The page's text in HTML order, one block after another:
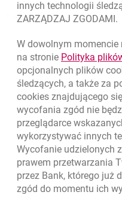
Kursy wymiany walut
Kursy wymiany walut.
WALUTA
EUR
USD
CHF
GBP
7.08.2026, 12:53:25
Ochrona danychotwiera się w
innych technologii
ZARZĄDZAJ ZGODAMI.
W dowolnym
na stronie Polityka
opcjonalnych plików
śledzących, a także za
cookies znajdującego
wycofania zgód nie
przeglądarce
wykorzystywać innych
Wycofanie udzielonych
prawem przetwarzania
przez Bank, którego już
zgód do momentu ich